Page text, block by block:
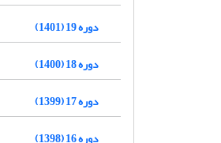
دوره 19 (1401)
دوره 18 (1400)
دوره 17 (1399)
دوره 16 (1398)